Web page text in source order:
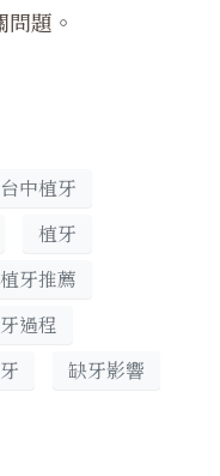
題。
台中植牙
植牙
植牙推薦
過程
缺牙影響